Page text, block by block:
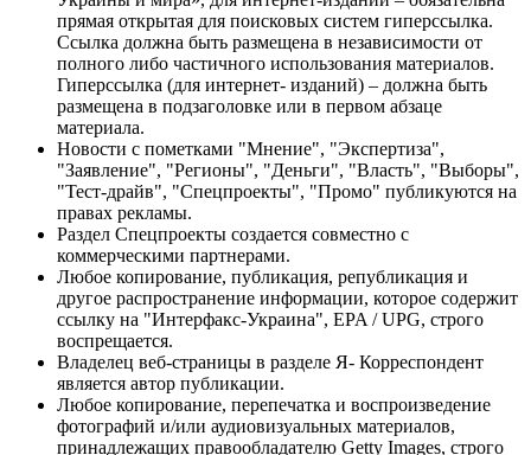
прямая открытая для поисковых систем гиперссылка.
Ссылка должна быть размещена в независимости от
полного либо частичного использования материалов.
Гиперссылка (для интернет- изданий) – должна быть
размещена в подзаголовке или в первом абзаце
материала.
Новости с пометками "Мнение", "Экспертиза",
"Заявление", "Регионы", "Деньги", "Власть", "Выборы",
"Тест-драйв", "Спецпроекты", "Промо" публикуются на
правах рекламы.
Раздел Спецпроекты создается совместно с
коммерческими партнерами.
Любое копирование, публикация, републикация и
другое распространение информации, которое содержит
ссылку на "Интерфакс-Украина", EPA / UPG, строго
воспрещается.
Владелец веб-страницы в разделе Я- Корреспондент
является автор публикации.
Любое копирование, перепечатка и воспроизведение
фотографий и/или аудиовизуальных материалов,
принадлежащих правообладателю Getty Images, строго